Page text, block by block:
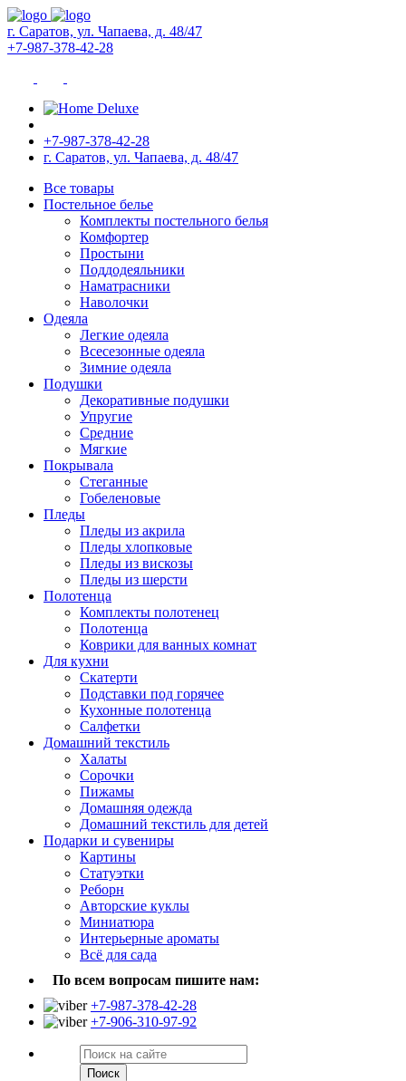
г. Саратов, ул. Чапаева, д. 48/47
+7-987-378-42-28
+7-987-378-42-28
г. Саратов, ул. Чапаева, д. 48/47
Все товары
Постельное белье
Комплекты постельного белья
Комфортер
Простыни
Поддодеяльники
Наматрасники
Наволочки
Одеяла
Легкие одеяла
Всесезонные одеяла
Зимние одеяла
Подушки
Декоративные подушки
Упругие
Средние
Мягкие
Покрывала
Стеганные
Гобеленовые
Пледы
Пледы из акрила
Пледы хлопковые
Пледы из вискозы
Пледы из шерсти
Полотенца
Комплекты полотенец
Полотенца
Коврики для ванных комнат
Для кухни
Скатерти
Подставки под горячее
Кухонные полотенца
Салфетки
Домашний текстиль
Халаты
Сорочки
Пижамы
Домашняя одежда
Домашний текстиль для детей
Подарки и сувениры
Картины
Статуэтки
Реборн
Авторские куклы
Миниатюра
Интерьерные ароматы
Всё для сада
По всем вопросам пишите нам:
+7-987-378-42-28
+7-906-310-97-92
Поиск